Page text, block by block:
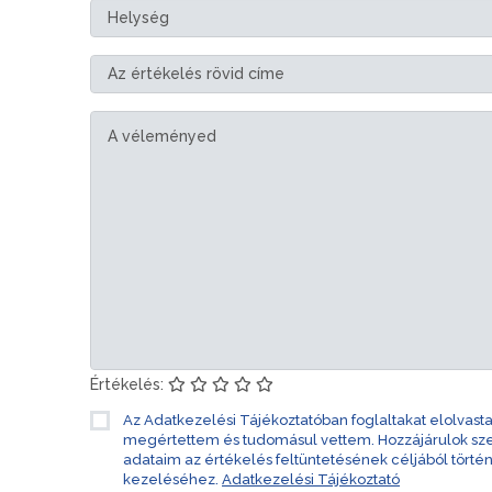
Értékelés:
Az Adatkezelési Tájékoztatóban foglaltakat
megértettem és tudomásul vettem. Hozzájárulok
adataim az értékelés feltüntetésének céljából
kezeléséhez. Adatkezelési Tájékoztató